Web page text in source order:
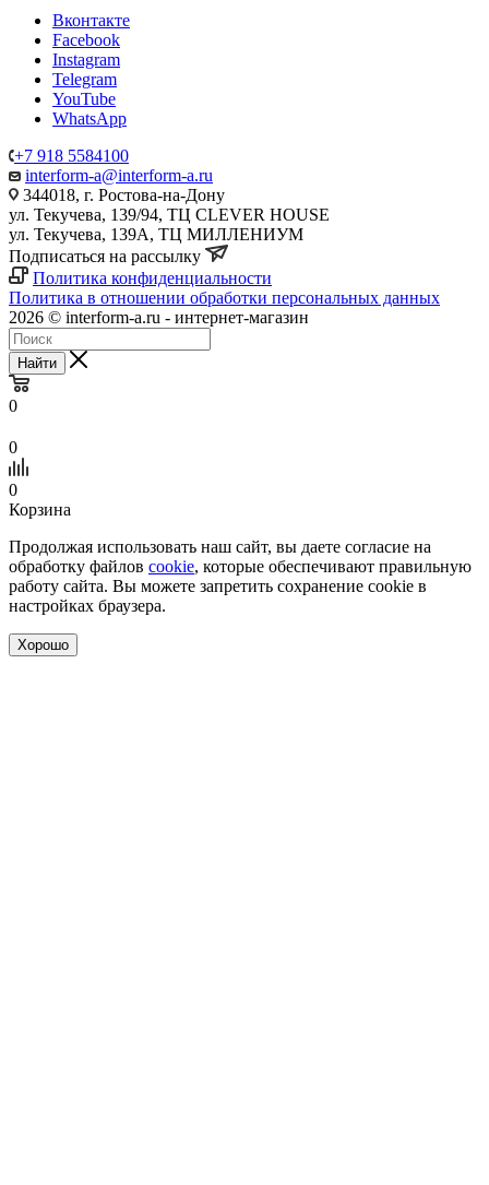
Вконтакте
Facebook
Instagram
Telegram
YouTube
WhatsApp
+7 918 5584100
interform-a@interform-a.ru
344018, г. Ростова-на-Дону
ул. Текучева, 139/94, ТЦ CLEVER HOUSE
ул. Текучева, 139А, ТЦ МИЛЛЕНИУМ
Подписаться на рассылку
Политика конфиденциальности
Политика в отношении обработки персональных данных
2026 © interform-a.ru - интернет-магазин
Найти
0
0
0
Корзина
Продолжая использовать наш сайт, вы даете согласие на
обработку файлов cookie, которые обеспечивают правильную
работу сайта. Вы можете запретить сохранение cookie в
настройках браузера.
Хорошо